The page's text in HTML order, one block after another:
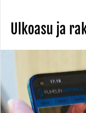
Ulkoasu ja